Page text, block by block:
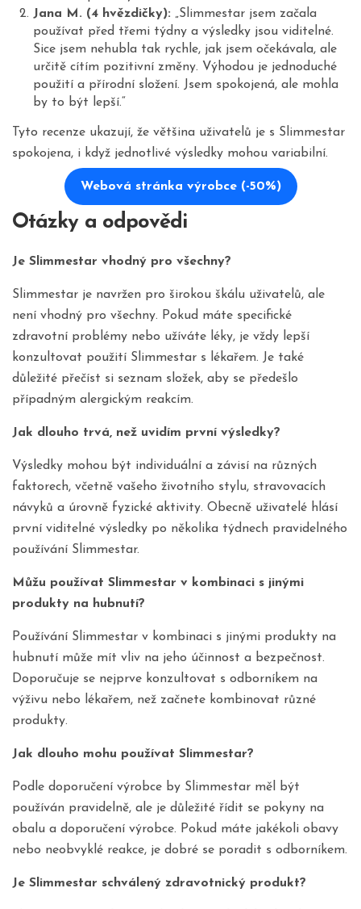
Jana M. (4 hvězdičky): „Slimmestar jsem začala
používat před třemi týdny a výsledky jsou viditelné.
Sice jsem nehubla tak rychle, jak jsem očekávala, ale
určitě cítím pozitivní změny. Výhodou je jednoduché
použití a přírodní složení. Jsem spokojená, ale mohla
by to být lepší.“
Tyto recenze ukazují, že většina uživatelů je s Slimmestar
spokojena, i když jednotlivé výsledky mohou variabilní.
Webová stránka výrobce (-50%)
Otázky a odpovědi
Je Slimmestar vhodný pro všechny?
Slimmestar je navržen pro širokou škálu uživatelů, ale
není vhodný pro všechny. Pokud máte specifické
zdravotní problémy nebo užíváte léky, je vždy lepší
konzultovat použití Slimmestar s lékařem. Je také
důležité přečíst si seznam složek, aby se předešlo
případným alergickým reakcím.
Jak dlouho trvá, než uvidím první výsledky?
Výsledky mohou být individuální a závisí na různých
faktorech, včetně vašeho životního stylu, stravovacích
návyků a úrovně fyzické aktivity. Obecně uživatelé hlásí
první viditelné výsledky po několika týdnech pravidelného
používání Slimmestar.
Můžu používat Slimmestar v kombinaci s jinými
produkty na hubnutí?
Používání Slimmestar v kombinaci s jinými produkty na
hubnutí může mít vliv na jeho účinnost a bezpečnost.
Doporučuje se nejprve konzultovat s odborníkem na
výživu nebo lékařem, než začnete kombinovat různé
produkty.
Jak dlouho mohu používat Slimmestar?
Podle doporučení výrobce by Slimmestar měl být
používán pravidelně, ale je důležité řídit se pokyny na
obalu a doporučení výrobce. Pokud máte jakékoli obavy
nebo neobvyklé reakce, je dobré se poradit s odborníkem.
Je Slimmestar schválený zdravotnický produkt?